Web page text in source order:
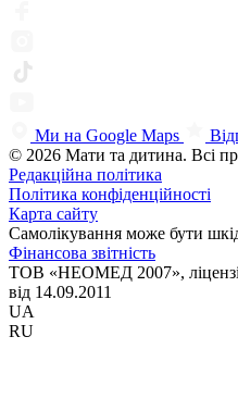
Ми на Google Maps
© 2026 Мати та дитина. Всі
Редакційна політика
Політика конфіденційності
Карта сайту
Самолікування може бути
Фінансова звітність
ТОВ «НЕОМЕД 2007»,
від 14.09.2011
UA
RU